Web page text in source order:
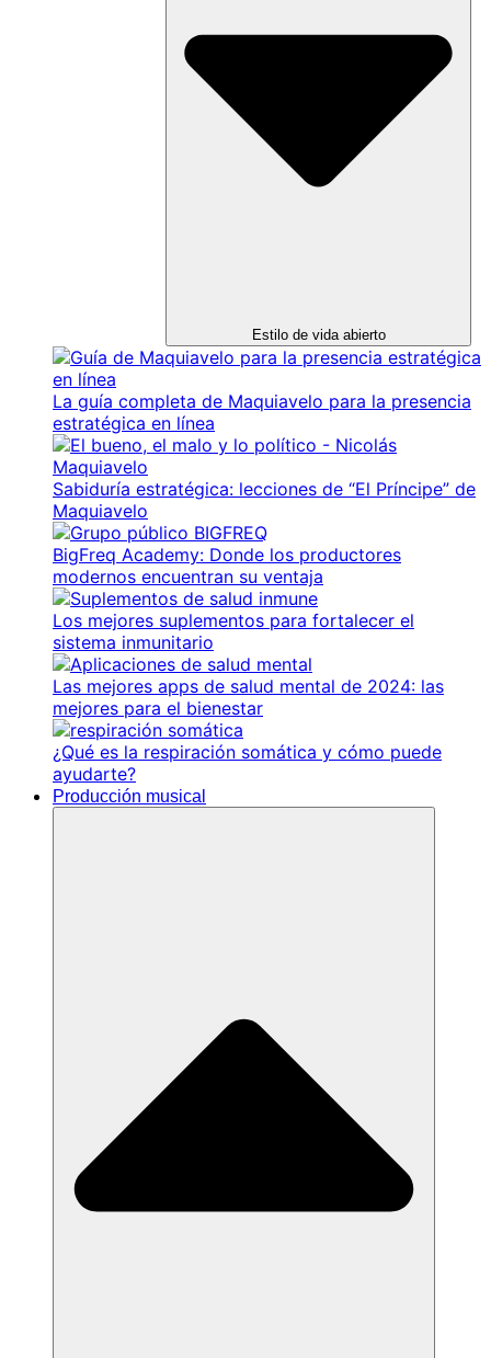
Estilo de vida abierto
La guía completa de Maquiavelo para la presencia
estratégica en línea
Sabiduría estratégica: lecciones de “El Príncipe” de
Maquiavelo
BigFreq Academy: Donde los productores
modernos encuentran su ventaja
Los mejores suplementos para fortalecer el
sistema inmunitario
Las mejores apps de salud mental de 2024: las
mejores para el bienestar
¿Qué es la respiración somática y cómo puede
ayudarte?
Producción musical